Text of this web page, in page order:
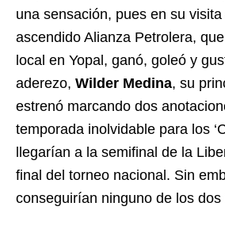
una sensación, pues en su
ascendido Alianza Petrolera,
local en Yopal, ganó, goleó y
aderezo, Wilder Medina, su
estrenó marcando dos
temporada inolvidable para los
llegarían a la semifinal de la
final del torneo nacional. Sin
conseguirían ninguno de los dos